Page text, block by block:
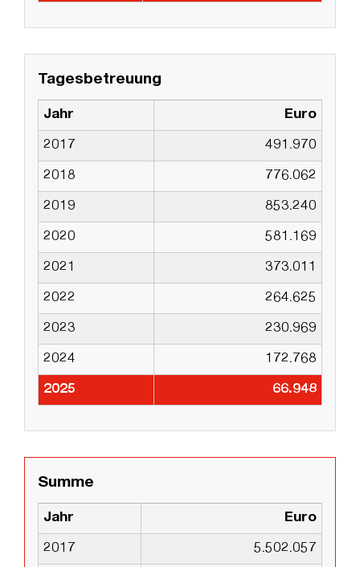
Tagesbetreuung
Jahr Euro
2017 491.970
2018 776.062
2019 853.240
2020 581.169
2021 373.011
2022 264.625
2023 230.969
2024 172.768
2025 66.948
Summe
Jahr Euro
2017 5.502.057